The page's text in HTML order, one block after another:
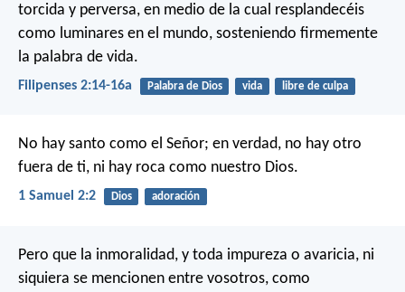
torcida y perversa, en medio de la cual resplandecéis
como luminares en el mundo, sosteniendo firmemente
la palabra de vida.
Filipenses 2:14-16a Palabra de Dios vida libre de culpa
No hay santo como el Señor; en verdad, no hay otro
fuera de ti, ni hay roca como nuestro Dios.
1 Samuel 2:2 Dios adoración
Pero que la inmoralidad, y toda impureza o avaricia, ni
siquiera se mencionen entre vosotros, como